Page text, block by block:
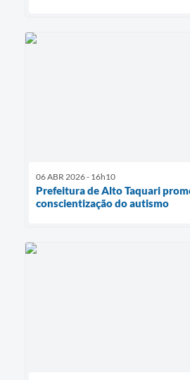
06 ABR 2026 - 16h10
Prefeitura de Alto Taquari
conscientização do autismo